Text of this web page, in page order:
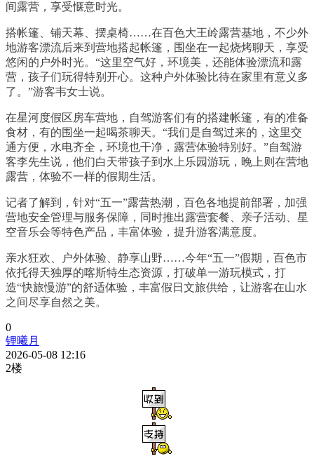
间露营，享受惬意时光。
搭帐篷、铺天幕、摆桌椅……在百色大王岭露营基地，不少外
地游客漂流后来到营地搭起帐篷，围坐在一起烧烤聊天，享受
悠闲的户外时光。“这里空气好，环境美，还能体验漂流和露
营，孩子们玩得特别开心。这种户外体验比待在家里有意义多
了。”游客韦女士说。
在星河度假区房车营地，自驾游客们有的搭建帐篷，有的准备
食材，有的围坐一起喝茶聊天。“我们是自驾过来的，这里交
通方便，水电齐全，环境也干净，露营体验特别好。”自驾游
客李先生说，他们白天带孩子到水上乐园游玩，晚上则在营地
露营，体验不一样的假期生活。
记者了解到，针对“五一”露营热潮，百色各地提前部署，加强
营地安全管理与服务保障，同时推出露营套餐、亲子活动、星
空音乐会等特色产品，丰富体验，提升游客满意度。
亲水狂欢、户外体验、静享山野……今年“五一”假期，百色市
依托得天独厚的喀斯特生态资源，打破单一游玩模式，打
造“快旅慢游”的舒适体验，丰富假日文旅供给，让游客在山水
之间尽享自然之美。
0
锂曦月
2026-05-08 12:16
2楼